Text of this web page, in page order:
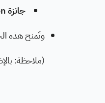
جائزة Experiential Innovation بقيمة 5,000 دولار
وتُمنح هذه
(ملاحظة: بالإضافة